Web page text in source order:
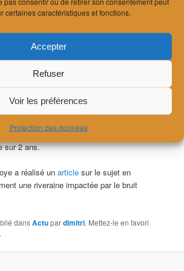
certaines caractéristiques et fonctions.
Accepter
Refuser
Voir les préférences
Protection des données
SA participe avec l’OFEV (Office
et le SPC (Service des Ponts et
de Fribourg au projet d’étude de la
la pose d’un nouveau revêtement
à Frasses, dans la région d’Estavayez-
sur 2 ans.
a réalisé unarticle sur le sujet en
une riveraine impactée par le bruit
dansActupardimitri. Mettez-le en favori
.